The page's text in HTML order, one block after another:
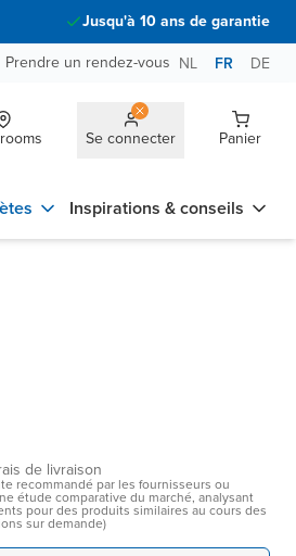
Jusqu'à 10 ans de garantie
Prendre un rendez-vous NL FR DE
Se connecter Panier
Inspirations & conseils
de livraison
recommandé par les fournisseurs ou
étude comparative du marché, analysant
pour des produits similaires au cours des
sur demande)